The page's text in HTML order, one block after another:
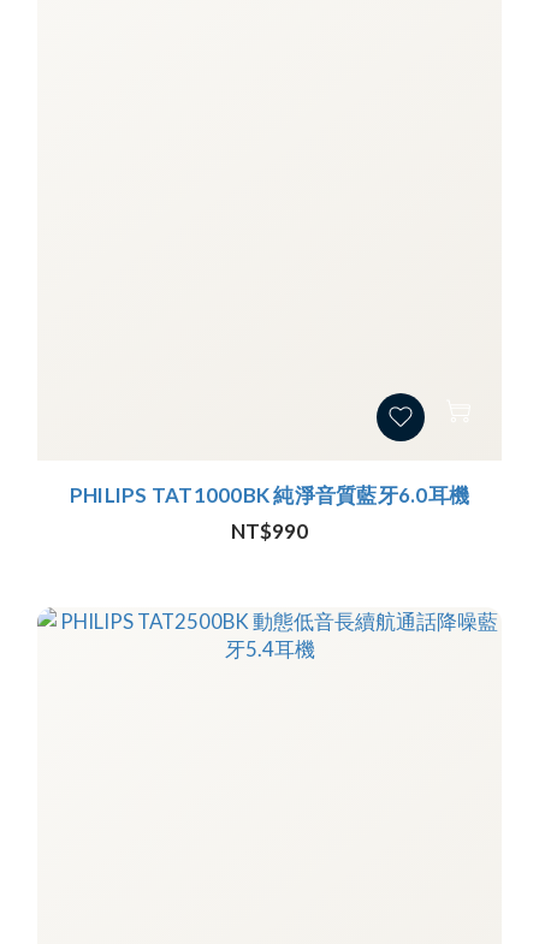
PHILIPS TAT1000BK 純淨音質藍牙6.0耳機
NT$990